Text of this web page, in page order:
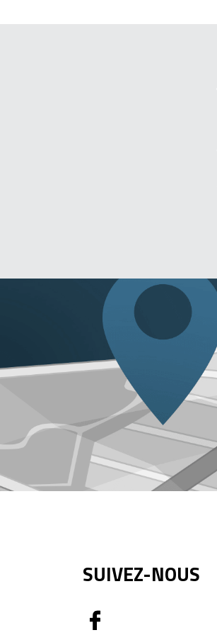
SUIVEZ-NOUS